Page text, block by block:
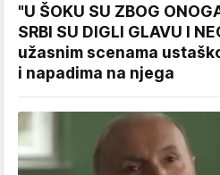
"U ŠOKU SU ZBOG
SRBI SU DIGLI GLAVU I
užasnim scenama
i napadima na njega